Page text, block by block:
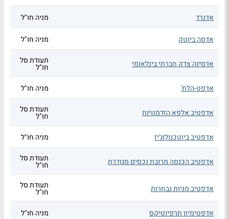
אדנרד מניה חו"ל
אדסה ביוטק מניה חו"ל
אדסינה צדק חברתי בינלאומי תעודת סל
חו"ל
אדפט-הלת'
מניה חו"ל
אדפטיב אלפא הזדמנויות תעודת סל
חו"ל
אדפטיב ביוטכנולוג'יז
מניה חו"ל
אדפטיב הכנסה מרובת נכסים מגודרת תעודת סל
חו"ל
אדפטיב מניות נבחרות תעודת סל
חו"ל
אדפטימיון תרפיוטיקס
מניה חו"ל